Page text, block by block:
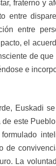
fraterno y
entre
entre
el
de
e
Euskadi
este
de
La